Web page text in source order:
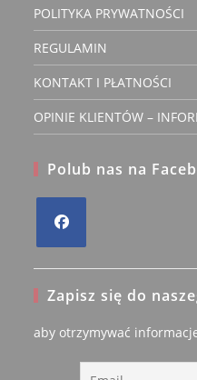
POLITYKA PRYWATNOŚCI
REGULAMIN
KONTAKT I PŁATNOŚCI
OPINIE KLIENTÓW –
Polub nas na
a
new
Zapisz się do
aby otrzymywać